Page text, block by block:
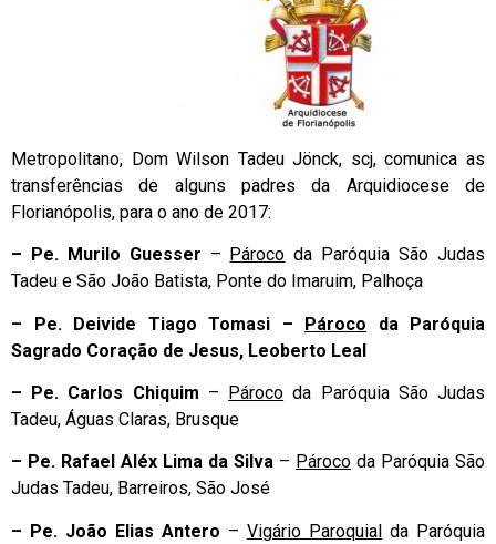
Metropolitano, Dom Wilson Tadeu Jönck, scj, comunica as
transferências de alguns padres da Arquidiocese de
Florianópolis, para o ano de 2017:
– Pe. Murilo Guesser – Pároco da Paróquia São Judas
Tadeu e São João Batista, Ponte do Imaruim, Palhoça
– Pe. Deivide Tiago Tomasi – Pároco da Paróquia
Sagrado Coração de Jesus, Leoberto Leal
– Pe. Carlos Chiquim – Pároco da Paróquia São Judas
Tadeu, Águas Claras, Brusque
– Pe. Rafael Aléx Lima da Silva – Pároco da Paróquia São
Judas Tadeu, Barreiros, São José
– Pe. João Elias Antero – Vigário Paroquial da Paróquia